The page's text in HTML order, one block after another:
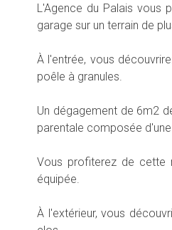
L'Agence du Palais vous
garage sur un terrain de
À l'entrée, vous
poêle à granules.
Un dégagement de 6m2
parentale composée
Vous profiterez de cette
équipée.
À l'extérieur, vous